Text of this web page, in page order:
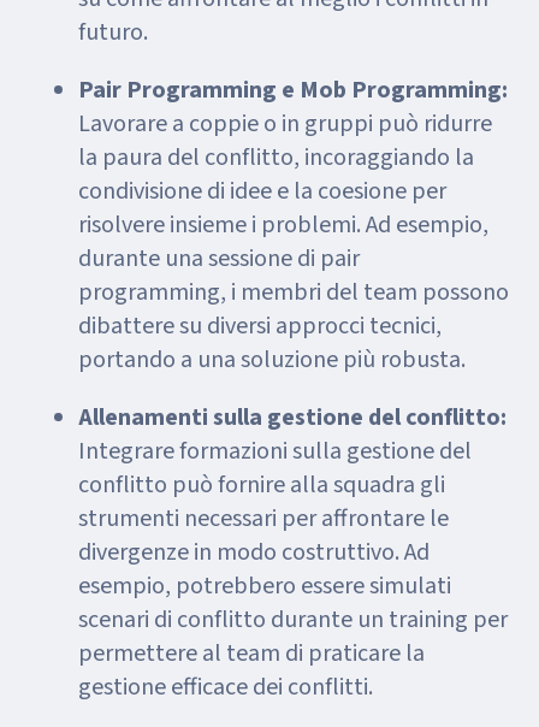
futuro.
Pair Programming e Mob Programming:
Lavorare a coppie o in gruppi può ridurre
la paura del conflitto, incoraggiando la
condivisione di idee e la coesione per
risolvere insieme i problemi. Ad esempio,
durante una sessione di pair
programming, i membri del team possono
dibattere su diversi approcci tecnici,
portando a una soluzione più robusta.
Allenamenti sulla gestione del conflitto:
Integrare formazioni sulla gestione del
conflitto può fornire alla squadra gli
strumenti necessari per affrontare le
divergenze in modo costruttivo. Ad
esempio, potrebbero essere simulati
scenari di conflitto durante un training per
permettere al team di praticare la
gestione efficace dei conflitti.